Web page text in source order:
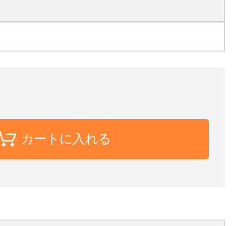
カートに入れる